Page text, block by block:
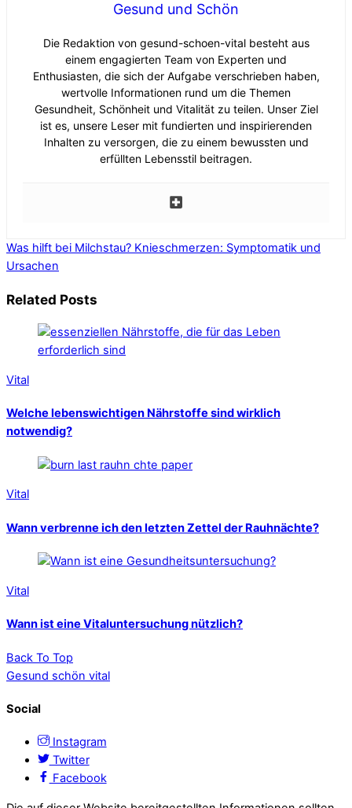
Gesund und Schön
Die Redaktion von gesund-schoen-vital besteht aus
einem engagierten Team von Experten und
Enthusiasten, die sich der Aufgabe verschrieben haben,
wertvolle Informationen rund um die Themen
Gesundheit, Schönheit und Vitalität zu teilen. Unser Ziel
ist es, unsere Leser mit fundierten und inspirierenden
Inhalten zu versorgen, die zu einem bewussten und
erfüllten Lebensstil beitragen.
Was hilft bei Milchstau? Knieschmerzen: Symptomatik und
Ursachen
Related Posts
Vital
Welche lebenswichtigen Nährstoffe sind wirklich
notwendig?
Vital
Wann verbrenne ich den letzten Zettel der Rauhnächte?
Vital
Wann ist eine Vitaluntersuchung nützlich?
Back To Top
Gesund schön vital
Social
Instagram
Twitter
Facebook